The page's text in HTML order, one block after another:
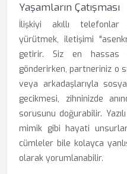
Yaşamların Çatışması
İlişkiyi akıllı
yürütmek, iletişimi
getirir. Siz en hassas
gönderirken, partneriniz o
veya arkadaşlarıyla
gecikmesi, zihninizde
sorusunu doğurabilir.
mimik gibi hayati
cümleler bile kolayca
olarak yorumlanabilir.